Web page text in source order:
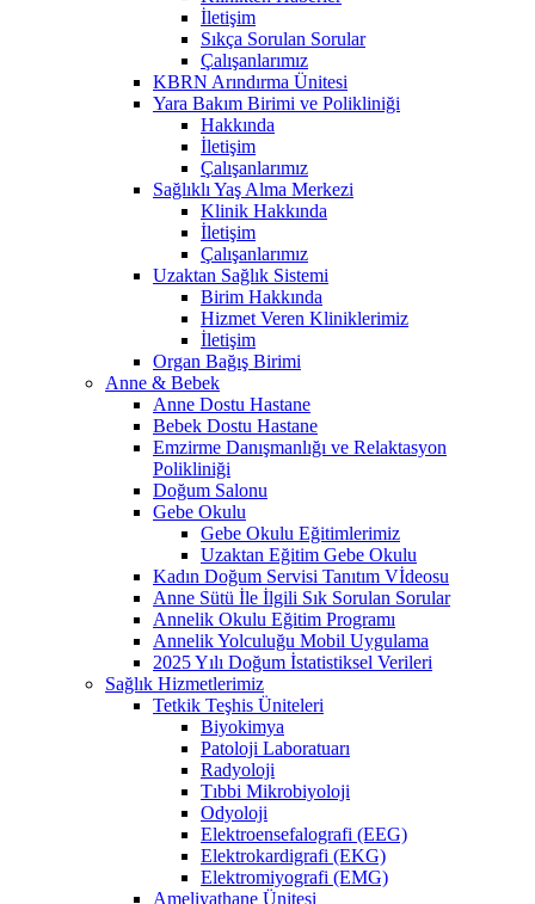
İletişim
Sıkça Sorulan Sorular
Çalışanlarımız
KBRN Arındırma Ünitesi
Yara Bakım Birimi ve Polikliniği
Hakkında
İletişim
Çalışanlarımız
Sağlıklı Yaş Alma Merkezi
Klinik Hakkında
İletişim
Çalışanlarımız
Uzaktan Sağlık Sistemi
Birim Hakkında
Hizmet Veren Kliniklerimiz
İletişim
Organ Bağış Birimi
Anne & Bebek
Anne Dostu Hastane
Bebek Dostu Hastane
Emzirme Danışmanlığı ve Relaktasyon
Polikliniği
Doğum Salonu
Gebe Okulu
Gebe Okulu Eğitimlerimiz
Uzaktan Eğitim Gebe Okulu
Kadın Doğum Servisi Tanıtım Vİdeosu
Anne Sütü İle İlgili Sık Sorulan Sorular
Annelik Okulu Eğitim Programı
Annelik Yolculuğu Mobil Uygulama
2025 Yılı Doğum İstatistiksel Verileri
Sağlık Hizmetlerimiz
Tetkik Teşhis Üniteleri
Biyokimya
Patoloji Laboratuarı
Radyoloji
Tıbbi Mikrobiyoloji
Odyoloji
Elektroensefalografi (EEG)
Elektrokardigrafi (EKG)
Elektromiyografi (EMG)
Ameliyathane Ünitesi